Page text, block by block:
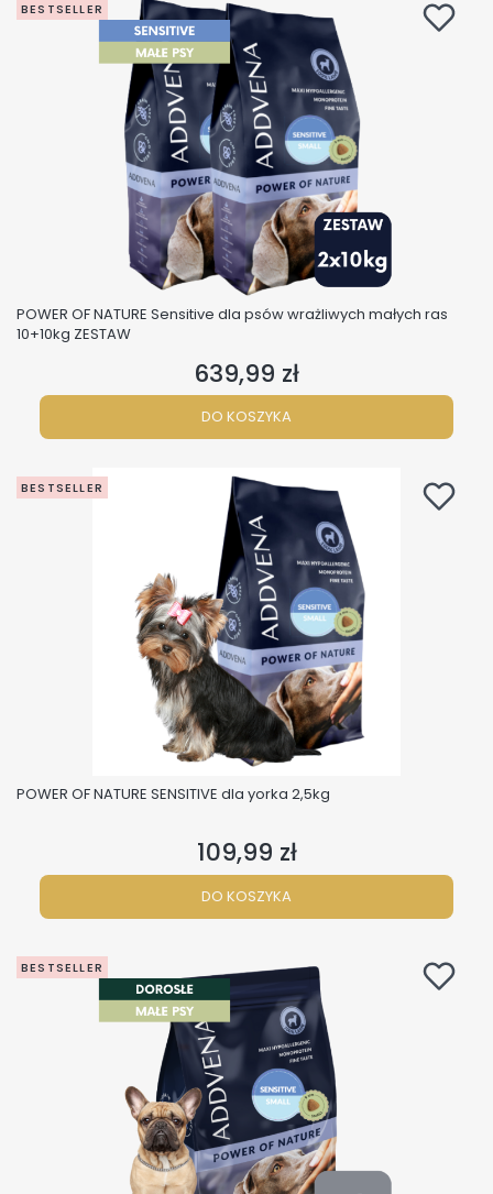
BESTSELLER
POWER OF NATURE Sensitive dla psów wrażliwych małych ras
10+10kg ZESTAW
Cena
639,99 zł
DO KOSZYKA
BESTSELLER
POWER OF NATURE SENSITIVE dla yorka 2,5kg
Cena
109,99 zł
DO KOSZYKA
BESTSELLER